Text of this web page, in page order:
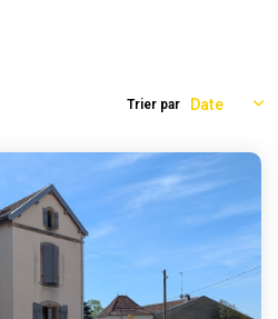
Trier par